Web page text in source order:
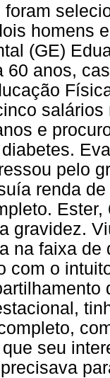
homens
(GE)
60 anos,
e
pelo
renda
gravidez.
na faixa
com o
seu